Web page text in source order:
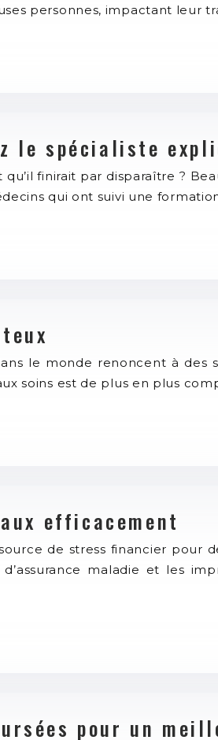
personnes, impactant leur
le spécialiste
finirait par disparaître ?
qui ont suivi une
le monde renoncent à des
soins est de plus en plus
efficacement
de stress financier pour
maladie et les
pour un